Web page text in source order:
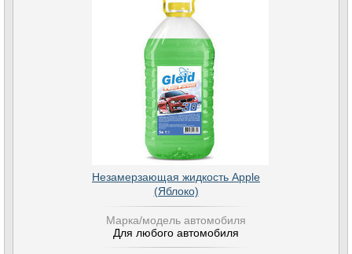
Незамерзающая жидкость Apple
(Яблоко)
Марка/модель автомобиля
Для любого автомобиля